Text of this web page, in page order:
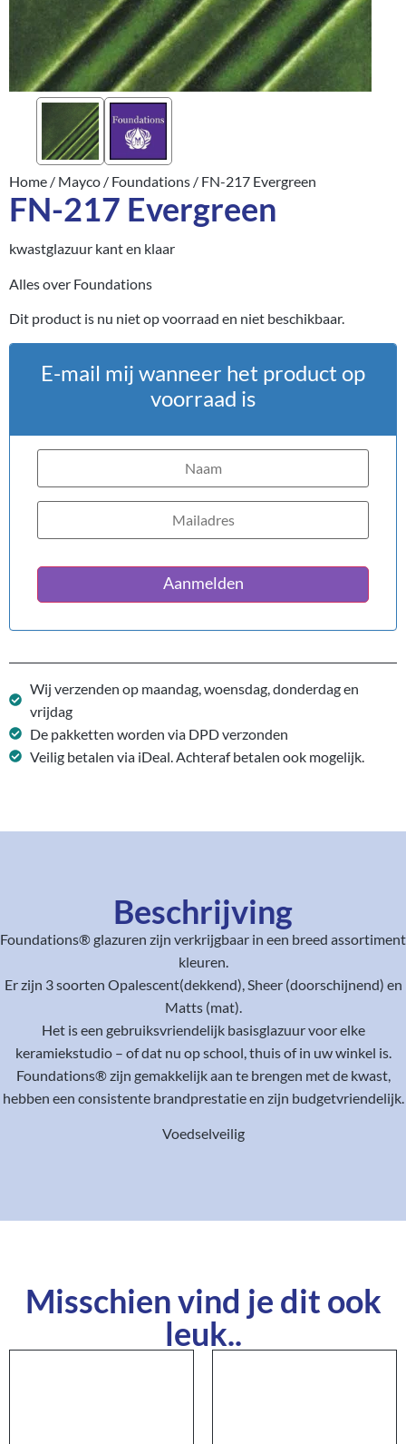
Home / Mayco / Foundations / FN-217 Evergreen
FN-217 Evergreen
kwastglazuur kant en klaar
Alles over Foundations
Dit product is nu niet op voorraad en niet beschikbaar.
E-mail mij wanneer het product op
voorraad is
Aanmelden
Wij verzenden op maandag, woensdag, donderdag en
vrijdag
De pakketten worden via DPD verzonden
Veilig betalen via iDeal. Achteraf betalen ook mogelijk.
Beschrijving
Foundations® glazuren zijn verkrijgbaar in een breed assortiment
kleuren.
Er zijn 3 soorten Opalescent(dekkend), Sheer (doorschijnend) en
Matts (mat).
Het is een gebruiksvriendelijk basisglazuur voor elke
keramiekstudio – of dat nu op school, thuis of in uw winkel is.
Foundations® zijn gemakkelijk aan te brengen met de kwast,
hebben een consistente brandprestatie en zijn budgetvriendelijk.
Voedselveilig
Misschien vind je dit ook
leuk..